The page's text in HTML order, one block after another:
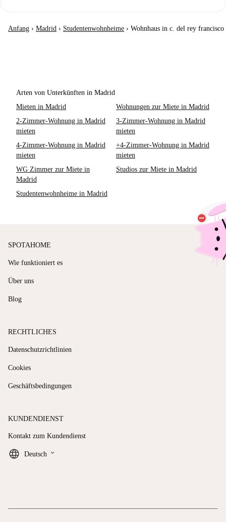
Anfang › Madrid › Studentenwohnheime › Wohnhaus in c. del rey francisco
Arten von Unterkünften in Madrid
Mieten in Madrid
Wohnungen zur Miete in Madrid
2-Zimmer-Wohnung in Madrid
mieten
3-Zimmer-Wohnung in Madrid
mieten
4-Zimmer-Wohnung in Madrid
mieten
+4-Zimmer-Wohnung in Madrid
mieten
WG Zimmer zur Miete in
Madrid
Studios zur Miete in Madrid
Studentenwohnheime in Madrid
SPOTAHOME
Wie funktioniert es
Über uns
Blog
RECHTLICHES
Datenschutzrichtlinien
Cookies
Geschäftsbedingungen
KUNDENDIENST
Kontakt zum Kundendienst
Deutsch keyboard_arrow_down